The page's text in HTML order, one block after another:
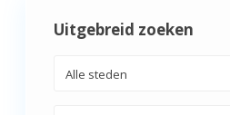
Uitgebreid zoeken
Alle steden